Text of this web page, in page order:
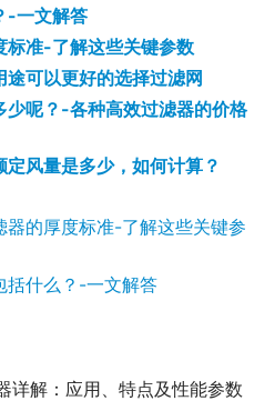
-一文解答
标准-了解这些关键参数
可以更好的选择过滤网
少呢？-各种高效过滤器的价格
风量是多少，如何计算？
器的厚度标准-了解这些关键参
括什么？-一文解答
详解：应用、特点及性能参数